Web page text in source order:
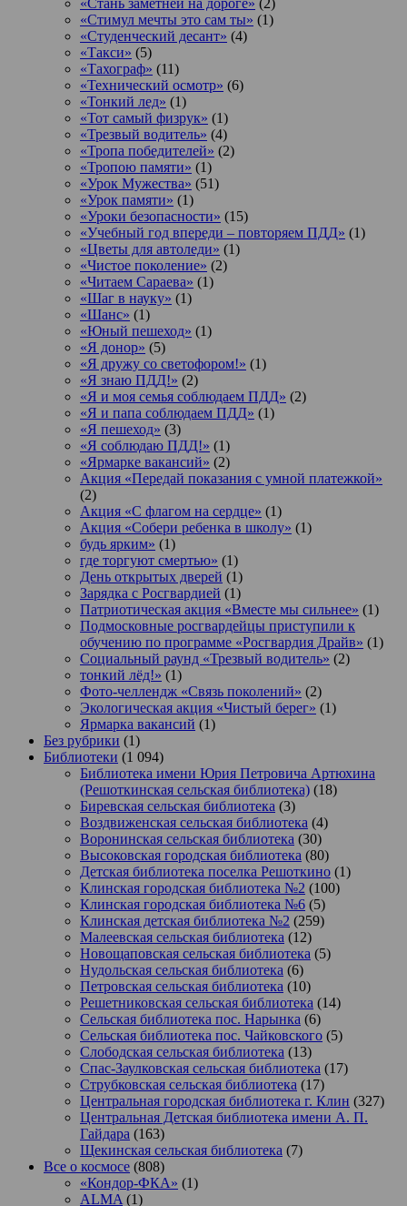
«Стимул мечты это сам ты» (1)
«Студенческий десант» (4)
«Такси» (5)
«Тахограф» (11)
«Технический осмотр» (6)
«Тонкий лед» (1)
«Тот самый физрук» (1)
«Трезвый водитель» (4)
«Тропа победителей» (2)
«Тропою памяти» (1)
«Урок Мужества» (51)
«Урок памяти» (1)
«Уроки безопасности» (15)
«Учебный год впереди – повторяем ПДД» (1)
«Цветы для автоледи» (1)
«Чистое поколение» (2)
«Читаем Сараева» (1)
«Шаг в науку» (1)
«Шанс» (1)
«Юный пешеход» (1)
«Я донор» (5)
«Я дружу со светофором!» (1)
«Я знаю ПДД!» (2)
«Я и моя семья соблюдаем ПДД» (2)
«Я и папа соблюдаем ПДД» (1)
«Я пешеход» (3)
«Я соблюдаю ПДД!» (1)
«Ярмарке вакансий» (2)
Акция «Передай показания с умной платежкой»
(2)
Акция «С флагом на сердце» (1)
Акция «Собери ребенка в школу» (1)
будь ярким» (1)
где торгуют смертью» (1)
День открытых дверей (1)
Зарядка с Росгвардией (1)
Патриотическая акция «Вместе мы сильнее» (1)
Подмосковные росгвардейцы приступили к
обучению по программе «Росгвардия Драйв» (1)
Социальный раунд «Трезвый водитель» (2)
тонкий лёд!» (1)
Фото-челлендж «Связь поколений» (2)
Экологическая акция «Чистый берег» (1)
Ярмарка вакансий (1)
Без рубрики (1)
Библиотеки (1 094)
Библиотека имени Юрия Петровича Артюхина
(Решоткинская сельская библиотека) (18)
Биревская сельская библиотека (3)
Воздвиженская сельская библиотека (4)
Воронинская сельская библиотека (30)
Высоковская городская библиотека (80)
Детская библиотека поселка Решоткино (1)
Клинская городская библиотека №2 (100)
Клинская городская библиотека №6 (5)
Клинская детская библиотека №2 (259)
Малеевская сельская библиотека (12)
Новощаповская сельская библиотека (5)
Нудольская сельская библиотека (6)
Петровская сельская библиотека (10)
Решетниковская сельская библиотека (14)
Сельская библиотека пос. Нарынка (6)
Сельская библиотека пос. Чайковского (5)
Слободская сельская библиотека (13)
Спас-Заулковская сельская библиотека (17)
Струбковская сельская библиотека (17)
Центральная городская библиотека г. Клин (327)
Центральная Детская библиотека имени А. П.
Гайдара (163)
Щекинская сельская библиотека (7)
Все о космосе (808)
«Кондор-ФКА» (1)
ALMA (1)